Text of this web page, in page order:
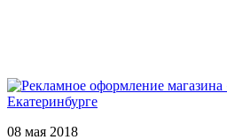
08 мая 2018